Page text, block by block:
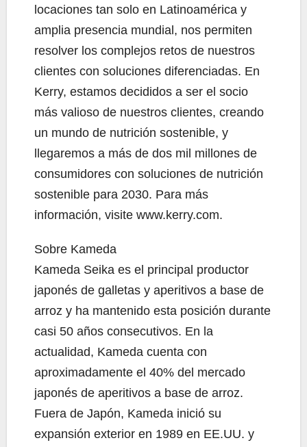
locaciones tan solo en Latinoamérica y
amplia presencia mundial, nos permiten
resolver los complejos retos de nuestros
clientes con soluciones diferenciadas. En
Kerry, estamos decididos a ser el socio
más valioso de nuestros clientes, creando
un mundo de nutrición sostenible, y
llegaremos a más de dos mil millones de
consumidores con soluciones de nutrición
sostenible para 2030. Para más
información, visite www.kerry.com.
Sobre Kameda
Kameda Seika es el principal productor
japonés de galletas y aperitivos a base de
arroz y ha mantenido esta posición durante
casi 50 años consecutivos. En la
actualidad, Kameda cuenta con
aproximadamente el 40% del mercado
japonés de aperitivos a base de arroz.
Fuera de Japón, Kameda inició su
expansión exterior en 1989 en EE.UU. y